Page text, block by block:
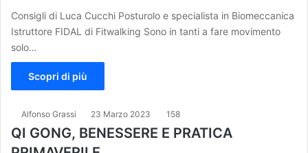
Consigli di Luca Cucchi Posturolo e specialista in Biomeccanica
Istruttore FIDAL di Fitwalking Sono in tanti a fare movimento
solo…
Scopri di più
Alfonso Grassi 23 Marzo 2023 158
QI GONG, BENESSERE E PRATICA